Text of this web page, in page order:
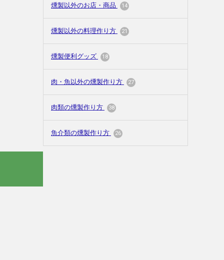
燻製以外のお店・商品 14
燻製以外の料理作り方 21
燻製便利グッズ 18
肉・魚以外の燻製作り方 27
肉類の燻製作り方 38
魚介類の燻製作り方 26